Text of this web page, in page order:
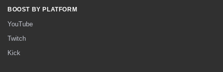
BOOST BY PLATFORM
YouTube
Twitch
Kick